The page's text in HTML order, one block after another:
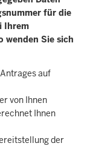
für die
Ihrem
wenden Sie sich
auf
von Ihnen
Ihnen
der